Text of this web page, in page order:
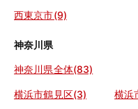
西東京市(9)
神奈川県
神奈川県全体(83)
横浜市鶴見区(3) 横浜